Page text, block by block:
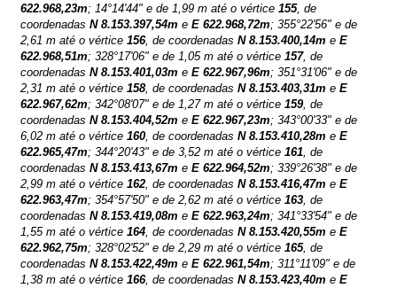
622.968,23m; 14°14'44" e de 1,99 m até o vértice 155, de
coordenadas N 8.153.397,54m e E 622.968,72m; 355°22'56" e de
2,61 m até o vértice 156, de coordenadas N 8.153.400,14m e E
622.968,51m; 328°17'06" e de 1,05 m até o vértice 157, de
coordenadas N 8.153.401,03m e E 622.967,96m; 351°31'06" e de
2,31 m até o vértice 158, de coordenadas N 8.153.403,31m e E
622.967,62m; 342°08'07" e de 1,27 m até o vértice 159, de
coordenadas N 8.153.404,52m e E 622.967,23m; 343°00'33" e de
6,02 m até o vértice 160 , de coordenadas N 8.153.410,28m e E
622.965,47m; 344°20'43" e de 3,52 m até o vértice 161 , de
coordenadas N 8.153.413,67m e E 622.964,52m; 339°26'38" e de
2,99 m até o vértice 162 , de coordenadas N 8.153.416,47m e E
622.963,47m; 354°57'50" e de 2,62 m até o vértice 163 , de
coordenadas N 8.153.419,08m e E 622.963,24m; 341°33'54" e de
1,55 m até o vértice 164 , de coordenadas N 8.153.420,55m e E
622.962,75m; 328°02'52" e de 2,29 m até o vértice 165, de
coordenadas N 8.153.422,49m e E 622.961,54m; 311°11'09" e de
1,38 m até o vértice 166, de coordenadas N 8.153.423,40m e E